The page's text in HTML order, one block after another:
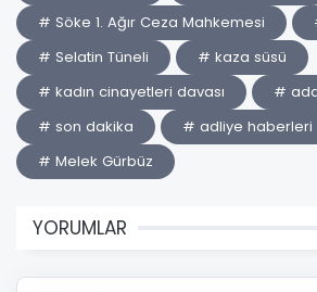
# Söke 1. Ağır Ceza Mahkemesi
# Selatin Tüneli
# kaza süsü
# kadın cinayetleri davası
#
# son dakika
# adliye haberleri
# Melek Gürbüz
YORUMLAR